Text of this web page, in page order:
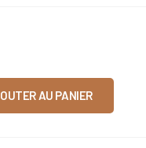
AU PANIER